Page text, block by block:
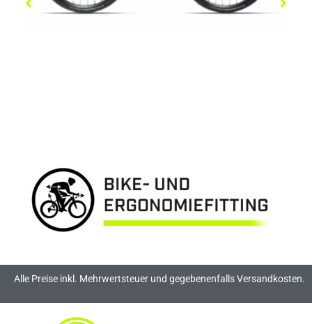
COBOC SYDNEY
Alle Preise inkl. Mehrwertsteuer und gegebenenfalls Versandkosten.